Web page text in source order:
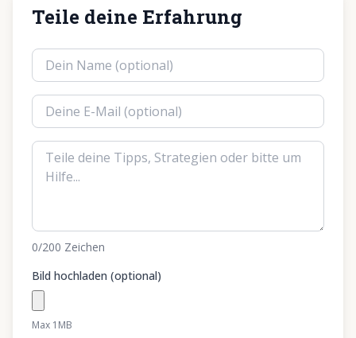
Teile deine Erfahrung
0/200 Zeichen
Bild hochladen (optional)
Max 1MB